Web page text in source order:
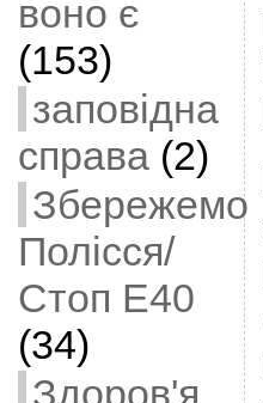
воно є
(153)
заповідна
справа(2)
Збережемо
Полісся/
Стоп Е40
(34)
Здоров'я